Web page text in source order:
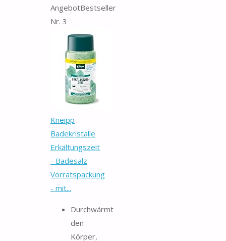
AngebotBestseller
Nr. 3
Kneipp
Badekristalle
Erkältungszeit
- Badesalz
Vorratspackung
- mit...
Durchwärmt
den
Körper,